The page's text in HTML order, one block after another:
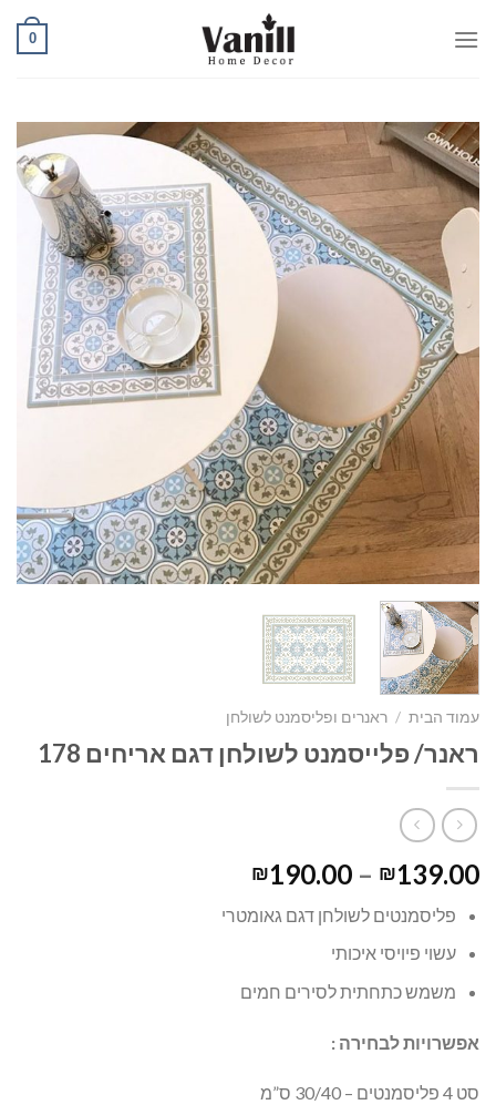
0
עמוד הבית / ראנרים ופליסמנט לשולחן
ראנר/ פלייסמנט לשולחן דגם אריחים 178
₪139.00
–
₪190.00
פליסמנטים לשולחן דגם גאומטרי
עשוי פיויסי איכותי
משמש כתחתית לסירים חמים
אפשרויות לבחירה :
סט 4 פליסמנטים – 30/40 ס”מ